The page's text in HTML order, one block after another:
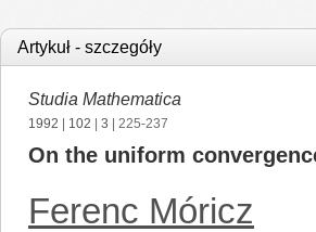
Artykuł - szczegóły
Studia Mathematica
1992 102 3 | 225-237
On the uniform
Ferenc Móricz